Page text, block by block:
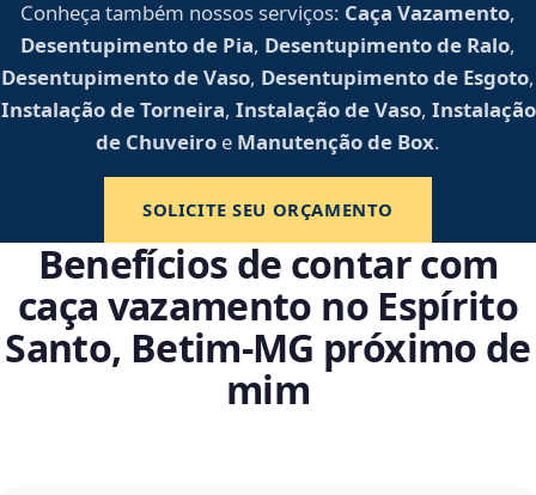
Conheça também nossos serviços: Caça Vazamento,
Desentupimento de Pia, Desentupimento de Ralo,
Desentupimento de Vaso, Desentupimento de Esgoto,
Instalação de Torneira, Instalação de Vaso, Instalação
de Chuveiro e Manutenção de Box.
SOLICITE SEU ORÇAMENTO
Benefícios de contar com
caça vazamento no Espírito
Santo, Betim‑MG próximo de
mim